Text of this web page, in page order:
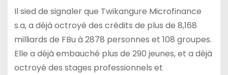
Il sied de signaler que Twikangure Microfinance
s.a, a déjà octroyé des crédits de plus de 8,168
milliards de FBu à 2878 personnes et 108 groupes.
Elle a déjà embauché plus de 290 jeunes, et a déjà
octroyé des stages professionnels et